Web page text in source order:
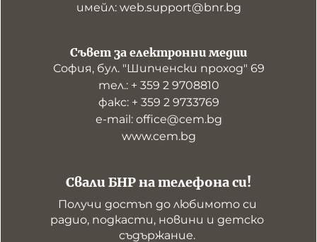
имейл: web.support@bnr.bg
Свали БНР на телефона си!
Получи достъп до любимото си
радио, подкасти, новини и детско
съдържание.
Съвет за електронни медии
София, бул. "Шипченски проход" 69
тел.: + 359 2 9708810
факс: + 359 2 9733769
е-mail: office@cem.bg
www.cem.bg